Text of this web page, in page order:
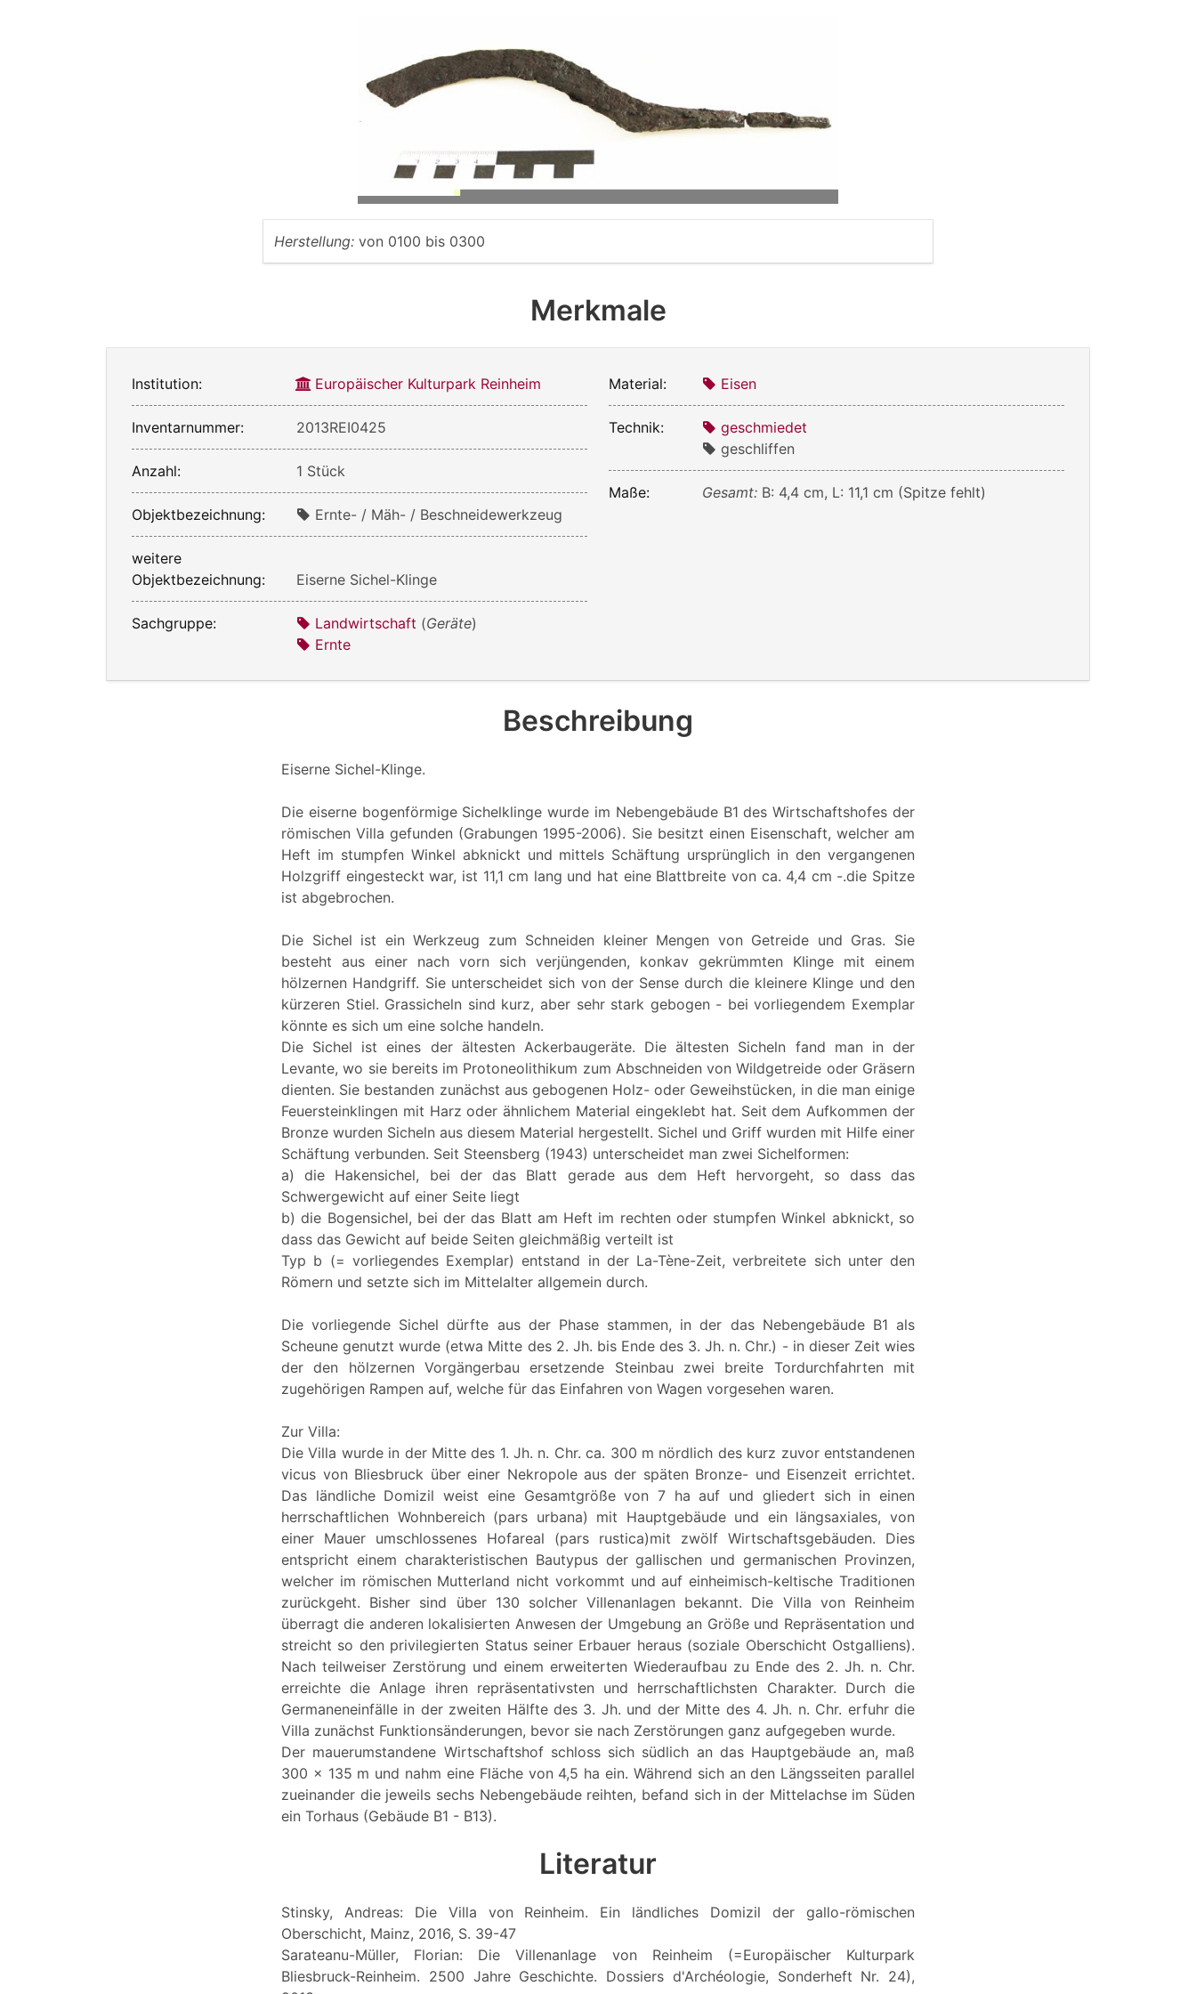
Herstellung: von 0100 bis 0300
Merkmale
Institution: Europäischer Kulturpark Reinheim
Inventarnummer: 2013REI0425
Anzahl: 1 Stück
Objektbezeichnung: Ernte- / Mäh- / Beschneidewerkzeug
weitere
Objektbezeichnung:
Eiserne Sichel-Klinge
Sachgruppe: Landwirtschaft (Geräte)
Ernte
Material: Eisen
Technik:
geschmiedet
geschliffen
Maße: Gesamt: B: 4,4 cm, L: 11,1 cm (Spitze fehlt)
Beschreibung
Eiserne Sichel-Klinge.
Die eiserne bogenförmige Sichelklinge wurde im Nebengebäude B1 des Wirtschaftshofes der
römischen Villa gefunden (Grabungen 1995-2006). Sie besitzt einen Eisenschaft, welcher am
Heft im stumpfen Winkel abknickt und mittels Schäftung ursprünglich in den vergangenen
Holzgriff eingesteckt war, ist 11,1 cm lang und hat eine Blattbreite von ca. 4,4 cm -.die Spitze
ist abgebrochen.
Die Sichel ist ein Werkzeug zum Schneiden kleiner Mengen von Getreide und Gras. Sie
besteht aus einer nach vorn sich verjüngenden, konkav gekrümmten Klinge mit einem
hölzernen Handgriff. Sie unterscheidet sich von der Sense durch die kleinere Klinge und den
kürzeren Stiel. Grassicheln sind kurz, aber sehr stark gebogen - bei vorliegendem Exemplar
könnte es sich um eine solche handeln.
Die Sichel ist eines der ältesten Ackerbaugeräte. Die ältesten Sicheln fand man in der
Levante, wo sie bereits im Protoneolithikum zum Abschneiden von Wildgetreide oder Gräsern
dienten. Sie bestanden zunächst aus gebogenen Holz- oder Geweihstücken, in die man einige
Feuersteinklingen mit Harz oder ähnlichem Material eingeklebt hat. Seit dem Aufkommen der
Bronze wurden Sicheln aus diesem Material hergestellt. Sichel und Griff wurden mit Hilfe einer
Schäftung verbunden. Seit Steensberg (1943) unterscheidet man zwei Sichelformen:
a) die Hakensichel, bei der das Blatt gerade aus dem Heft hervorgeht, so dass das
Schwergewicht auf einer Seite liegt
b) die Bogensichel, bei der das Blatt am Heft im rechten oder stumpfen Winkel abknickt, so
dass das Gewicht auf beide Seiten gleichmäßig verteilt ist
Typ b (= vorliegendes Exemplar) entstand in der La-Tène-Zeit, verbreitete sich unter den
Römern und setzte sich im Mittelalter allgemein durch.
Die vorliegende Sichel dürfte aus der Phase stammen, in der das Nebengebäude B1 als
Scheune genutzt wurde (etwa Mitte des 2. Jh. bis Ende des 3. Jh. n. Chr.) - in dieser Zeit wies
der den hölzernen Vorgängerbau ersetzende Steinbau zwei breite Tordurchfahrten mit
zugehörigen Rampen auf, welche für das Einfahren von Wagen vorgesehen waren.
Zur Villa:
Die Villa wurde in der Mitte des 1. Jh. n. Chr. ca. 300 m nördlich des kurz zuvor entstandenen
vicus von Bliesbruck über einer Nekropole aus der späten Bronze- und Eisenzeit errichtet.
Das ländliche Domizil weist eine Gesamtgröße von 7 ha auf und gliedert sich in einen
herrschaftlichen Wohnbereich (pars urbana) mit Hauptgebäude und ein längsaxiales, von
einer Mauer umschlossenes Hofareal (pars rustica)mit zwölf Wirtschaftsgebäuden. Dies
entspricht einem charakteristischen Bautypus der gallischen und germanischen Provinzen,
welcher im römischen Mutterland nicht vorkommt und auf einheimisch-keltische Traditionen
zurückgeht. Bisher sind über 130 solcher Villenanlagen bekannt. Die Villa von Reinheim
überragt die anderen lokalisierten Anwesen der Umgebung an Größe und Repräsentation und
streicht so den privilegierten Status seiner Erbauer heraus (soziale Oberschicht Ostgalliens).
Nach teilweiser Zerstörung und einem erweiterten Wiederaufbau zu Ende des 2. Jh. n. Chr.
erreichte die Anlage ihren repräsentativsten und herrschaftlichsten Charakter. Durch die
Germaneneinfälle in der zweiten Hälfte des 3. Jh. und der Mitte des 4. Jh. n. Chr. erfuhr die
Villa zunächst Funktionsänderungen, bevor sie nach Zerstörungen ganz aufgegeben wurde.
Der mauerumstandene Wirtschaftshof schloss sich südlich an das Hauptgebäude an, maß
300 x 135 m und nahm eine Fläche von 4,5 ha ein. Während sich an den Längsseiten parallel
zueinander die jeweils sechs Nebengebäude reihten, befand sich in der Mittelachse im Süden
ein Torhaus (Gebäude B1 - B13).
Literatur
Stinsky, Andreas: Die Villa von Reinheim. Ein ländliches Domizil der gallo-römischen
Oberschicht, Mainz, 2016, S. 39-47
Sarateanu-Müller, Florian: Die Villenanlage von Reinheim (=Europäischer Kulturpark
Bliesbruck-Reinheim. 2500 Jahre Geschichte. Dossiers d'Archéologie, Sonderheft Nr. 24),